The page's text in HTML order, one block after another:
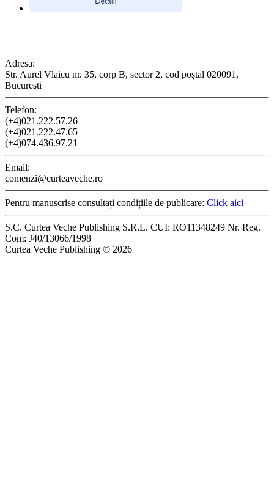
Adresa:
Str. Aurel Vlaicu nr. 35, corp B, sector 2, cod poștal 020091,
Bucureşti
Telefon:
(+4)021.222.57.26
(+4)021.222.47.65
(+4)074.436.97.21
Email:
comenzi@curteaveche.ro
Pentru manuscrise consultați condițiile de publicare: Click aici
S.C. Curtea Veche Publishing S.R.L. CUI: RO11348249 Nr. Reg.
Com: J40/13066/1998
Curtea Veche Publishing © 2026